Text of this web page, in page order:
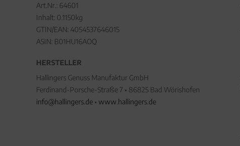
Art.Nr.: 64601
Inhalt: 0.1150kg
GTIN/EAN: 4054537646015
ASIN: B01HU16AOQ
HERSTELLER
Hallingers Genuss Manufaktur GmbH
Ferdinand-Porsche-Straße 7 • 86825 Bad Wörishofen
info@hallingers.de • www.hallingers.de